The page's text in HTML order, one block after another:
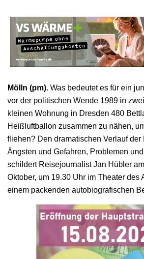
Mölln (pm). Was bedeutet es für ein
vor der politischen Wende 1989 in
kleinen Wohnung in Dresden 480
Heißluftballon zusammen zu nähen,
fliehen? Den dramatischen Verlauf der
Ängsten und Gefahren, Problemen
schildert Reisejournalist Jan Hübler
Oktober, um 19.30 Uhr im Theater des
einem packenden autobiografischen